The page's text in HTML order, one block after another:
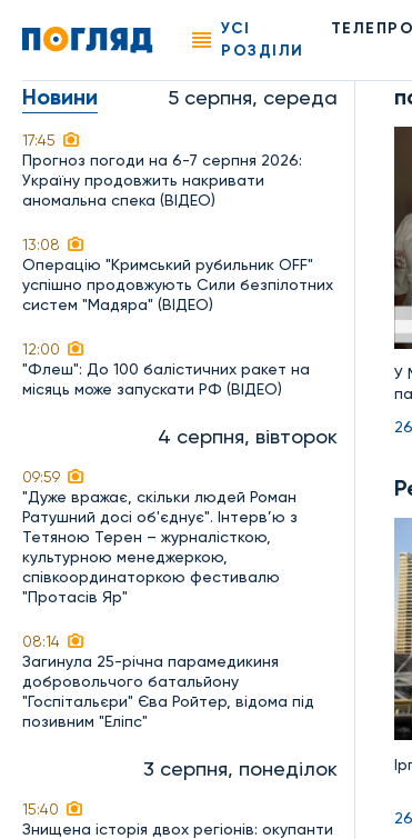
УСІ
РОЗДІЛИ
Новини 5 серпня, середа
17:45
Прогноз погоди на 6-7 серпня 2026:
Україну продовжить накривати
аномальна спека (ВІДЕО)
13:08
Операцію "Кримський рубильник OFF"
успішно продовжують Сили безпілотних
систем "Мадяра" (ВІДЕО)
12:00
"Флеш": До 100 балістичних ракет на
місяць може запускати РФ (ВІДЕО)
4 серпня, вівторок
09:59
"Дуже вражає, скільки людей Роман
Ратушний досі об'єднує". Інтерв’ю з
Тетяною Терен – журналісткою,
культурною менеджеркою,
співкоординаторкою фестивалю
"Протасів Яр"
08:14
Загинула 25-річна парамедикиня
добровольчого батальйону
"Госпітальєри" Єва Ройтер, відома під
позивним "Еліпс"
3 серпня, понеділок
15:40
Знищена історія двох регіонів: окупанти
У